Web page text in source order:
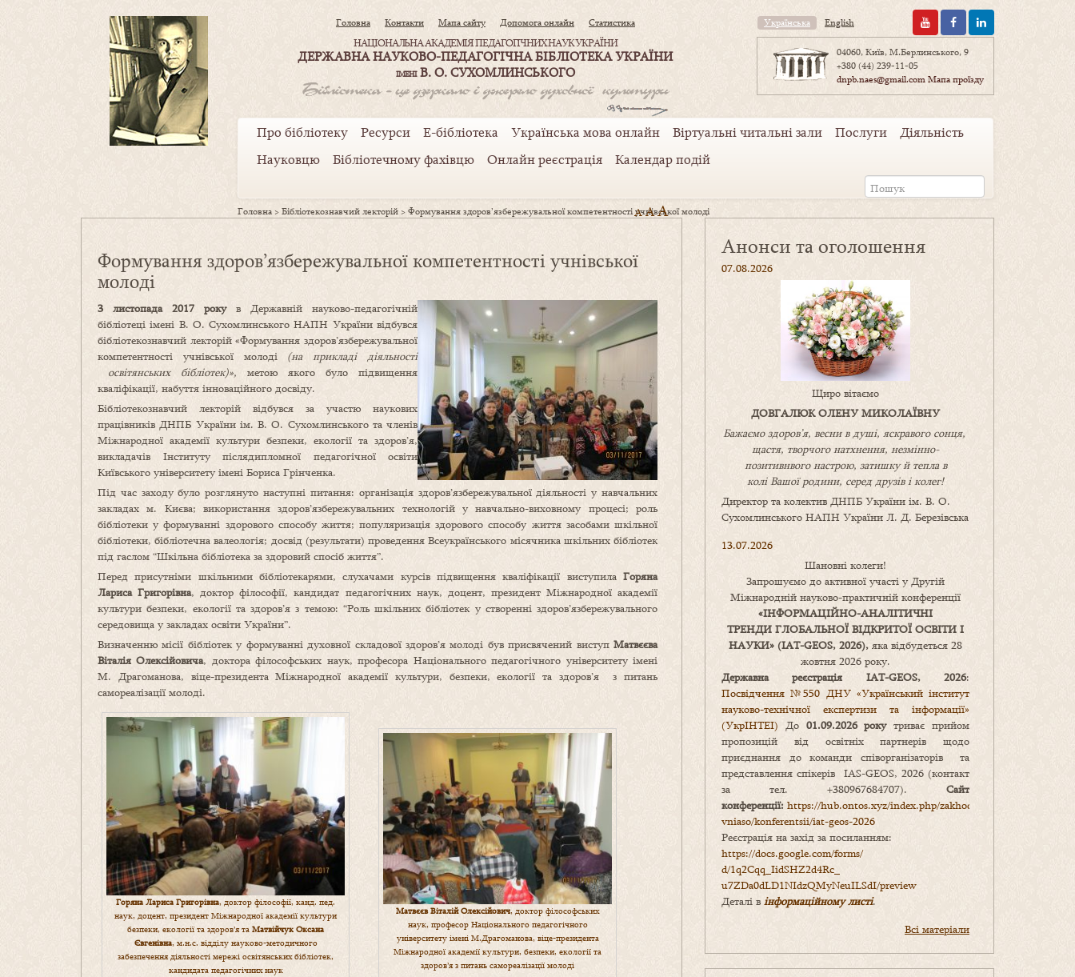
Головна Контакти Мапа сайту Допомога онлайн Статистика
НАЦІОНАЛЬНА АКАДЕМІЯ ПЕДАГОГІЧНИХ НАУК УКРАЇНИ
ДЕРЖАВНА НАУКОВО-ПЕДАГОГІЧНА БІБЛІОТЕКА УКРАЇНИ
ІМЕНІВ. О. СУХОМЛИНСЬКОГО
Українська English
04060, Київ, М.Берлинського, 9
+380 (44) 239-11-05
dnpb.naes@gmail.comМапа проїзду
Про бібліотеку Ресурси Е-бібліотека Українська мова онлайн Віртуальні читальні зали Послуги
Діяльність
Науковцю
Бібліотечному фахівцю Онлайн реєстрація Календар подій
Головна >Бібліотекознавчий лекторій >Формування здоров’язбережувальної компетентності учнівської молоді
A AA
Формування здоров’язбережувальної компетентності учнівської
молоді
3 листопада 2017 рокув Державній науково-педагогічній
бібліотеці імені В. О. Сухомлинського НАПН України відбувся
бібліотекознавчий лекторій «Формування здоров’язбережувальної
компетентності учнівської молоді (на прикладі діяльності
освітянських бібліотек)», метою якого було підвищення
кваліфікації, набуття інноваційного досвіду.
Бібліотекознавчий лекторій відбувся за участю наукових
працівників ДНПБ України ім. В. О. Сухомлинського та членів
Міжнародної академії культури безпеки, екології та здоров’я,
викладачів Інституту післядипломної педагогічної освіти
Київського університету імені Бориса Грінченка.
Під час заходу було розглянуто наступні питання: організація здоров’язбережувальної діяльності у навчальних
закладах м. Києва; використання здоров’язбережувальних технологій у навчально-виховному процесі; роль
бібліотеки у формуванні здорового способу життя; популяризація здорового способу життя засобами шкільної
бібліотеки, бібліотечна валеологія; досвід (результати) проведення Всеукраїнського місячника шкільних бібліотек
під гаcлом “Шкільна бібліотека за здоровий спосіб життя”.
Перед присутніми шкільними бібліотекарями, слухачами курсів підвищення кваліфікації виступила Горяна
Лариса Григорівна, доктор філософії, кандидат педагогічних наук, доцент, президент Міжнародної академії
культури безпеки, екології та здоров’я з темою: “Роль шкільних бібліотек у створенні здоров’язбережувального
середовища у закладах освіти України”.
Визначенню місії бібліотек у формуванні духовної складової здоров’я молоді був присвячений виступ Матвєєва
Віталія Олексійовича, доктора філософських наук, професора Національного педагогічного університету імені
М. Драгоманова, віце-президента Міжнародної академії культури, безпеки, екології та здоров’я з питань
самореалізації молоді.
Горяна Лариса Григорівна, доктор філософії, канд. пед.
наук, доцент, президент Міжнародної академії культури
безпеки, екології та здоров’я та Матвійчук Оксана
Євгенівна, м.н.с. відділу науково-методичного
забезпечення діяльності мережі освітянських бібліотек,
кандидата педагогічних наук
Матвєєв Віталій Олексійович, доктор філософських
наук, професор Національного педагогічного
університету імені М.Драгоманова, віце-президента
Міжнародної академії культури, безпеки, екології та
здоров’я з питань самореалізації молоді
Анонси та оголошення
07.08.2026
Щиро вітаємо
ДОВГАЛЮК ОЛЕНУ МИКОЛАЇВНУ
Бажаємо здоров’я, весни в душі, яскравого сонця,
щастя, творчого натхнення, незмінно-
позитивнвого настрою, затишкуйтепла в
коліВашоїродини, серед друзів і колег!
Директор та колектив ДНПБ України ім. В. О.
Сухомлинського НАПН України Л. Д. Березівська
13.07.2026
Шановні колеги!
Запрошуємо до активної участі у Другій
Міжнародній науково-практичній конференції
«ІНФОРМАЦІЙНО-АНАЛІТИЧНІ
ТРЕНДИ ГЛОБАЛЬНОЇ ВІДКРИТОЇ ОСВІТИ І
НАУКИ» (IAT-GEOS, 2026), яка відбудеться 28
жовтня 2026 року.
Державна реєстрація IAT-GEOS, 2026:
Посвідчення №550 ДНУ «Український інститут
науково-технічної експертизи та інформації»
(УкрІНТЕІ) До 01.09.2026 рокутриває прийом
пропозицій від освітніх партнерів щодо
приєднання до команди співорганізаторів та
представлення спікерів IAS-GEOS, 2026 (контакт
за тел. +380967684707). Сайт
конференції: https://hub.ontos.xyz/index.php/zakhody-
vniaso/konferentsii/iat-geos-2026
Реєстрація на захід за посиланням:
https://docs.google.com/forms/
d/1q2Cqq_IidSHZ2d4Rc_
u7ZDa0dLD1NIdzQMyNeuILSdI/preview
Деталі в інформаційному листі.
Всі матеріали